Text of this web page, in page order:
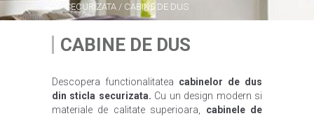
SECURIZATA / CABINE DE DUS
CABINE DE DUS
Descopera functionalitatea cabinelor de dus
din sticla securizata. Cu un design modern si
materiale de calitate superioara, cabinele de